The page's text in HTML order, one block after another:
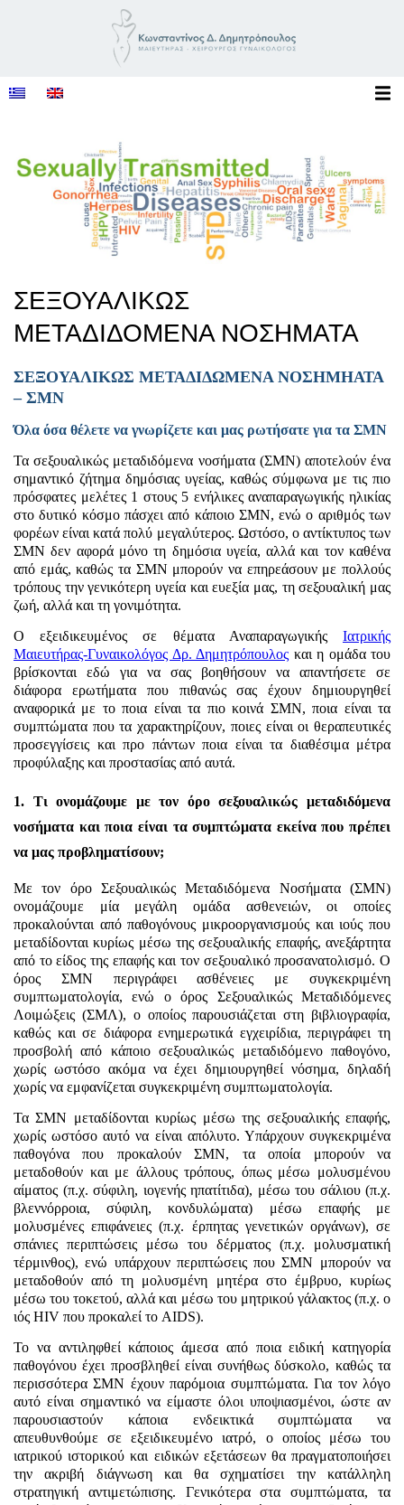
ΣΕΞΟΥΑΛΙΚΩΣ
ΜΕΤΑΔΙΔΟΜΕΝΑ ΝΟΣΗΜΑΤΑ
ΣΕΞΟΥΑΛΙΚΩΣ ΜΕΤΑΔΙΔΩΜΕΝΑ ΝΟΣΗΜΗΑΤΑ
– ΣΜΝ
Όλα όσα θέλετε να γνωρίζετε και μας ρωτήσατε για τα ΣΜΝ
Τα σεξουαλικώς μεταδιδόμενα νοσήματα (ΣΜΝ) αποτελούν ένα
σημαντικό ζήτημα δημόσιας υγείας, καθώς σύμφωνα με τις πιο
πρόσφατες μελέτες 1 στους 5 ενήλικες αναπαραγωγικής ηλικίας
στο δυτικό κόσμο πάσχει από κάποιο ΣΜΝ, ενώ ο αριθμός των
φορέων είναι κατά πολύ μεγαλύτερος. Ωστόσο, ο αντίκτυπος των
ΣΜΝ δεν αφορά μόνο τη δημόσια υγεία, αλλά και τον καθένα
από εμάς, καθώς τα ΣΜΝ μπορούν να επηρεάσουν με πολλούς
τρόπους την γενικότερη υγεία και ευεξία μας, τη σεξουαλική μας
ζωή, αλλά και τη γονιμότητα.
Ο εξειδικευμένος σε θέματα Αναπαραγωγικής Ιατρικής
Μαιευτήρας-Γυναικολόγος Δρ. Δημητρόπουλος και η ομάδα του
βρίσκονται εδώ για να σας βοηθήσουν να απαντήσετε σε
διάφορα ερωτήματα που πιθανώς σας έχουν δημιουργηθεί
αναφορικά με το ποια είναι τα πιο κοινά ΣΜΝ, ποια είναι τα
συμπτώματα που τα χαρακτηρίζουν, ποιες είναι οι θεραπευτικές
προσεγγίσεις και προ πάντων ποια είναι τα διαθέσιμα μέτρα
προφύλαξης και προστασίας από αυτά.
1. Τι ονομάζουμε με τον όρο σεξουαλικώς μεταδιδόμενα
νοσήματα και ποια είναι τα συμπτώματα εκείνα που πρέπει
να μας προβληματίσουν;
Με τον όρο Σεξουαλικώς Μεταδιδόμενα Νοσήματα (ΣΜΝ)
ονομάζουμε μία μεγάλη ομάδα ασθενειών, οι οποίες
προκαλούνται από παθογόνους μικροοργανισμούς και ιούς που
μεταδίδονται κυρίως μέσω της σεξουαλικής επαφής, ανεξάρτητα
από το είδος της επαφής και τον σεξουαλικό προσανατολισμό. Ο
όρος ΣΜΝ περιγράφει ασθένειες με συγκεκριμένη
συμπτωματολογία, ενώ ο όρος Σεξουαλικώς Μεταδιδόμενες
Λοιμώξεις (ΣΜΛ), ο οποίος παρουσιάζεται στη βιβλιογραφία,
καθώς και σε διάφορα ενημερωτικά εγχειρίδια, περιγράφει τη
προσβολή από κάποιο σεξουαλικώς μεταδιδόμενο παθογόνο,
χωρίς ωστόσο ακόμα να έχει δημιουργηθεί νόσημα, δηλαδή
χωρίς να εμφανίζεται συγκεκριμένη συμπτωματολογία.
Τα ΣΜΝ μεταδίδονται κυρίως μέσω της σεξουαλικής επαφής,
χωρίς ωστόσο αυτό να είναι απόλυτο. Υπάρχουν συγκεκριμένα
παθογόνα που προκαλούν ΣΜΝ, τα οποία μπορούν να
μεταδοθούν και με άλλους τρόπους, όπως μέσω μολυσμένου
αίματος (π.χ. σύφιλη, ιογενής ηπατίτιδα), μέσω του σάλιου (π.χ.
βλεννόρροια, σύφιλη, κονδυλώματα) μέσω επαφής με
μολυσμένες επιφάνειες (π.χ. έρπητας γενετικών οργάνων), σε
σπάνιες περιπτώσεις μέσω του δέρματος (π.χ. μολυσματική
τέρμινθος), ενώ υπάρχουν περιπτώσεις που ΣΜΝ μπορούν να
μεταδοθούν από τη μολυσμένη μητέρα στο έμβρυο, κυρίως
μέσω του τοκετού, αλλά και μέσω του μητρικού γάλακτος (π.χ. ο
ιός HIV που προκαλεί το AIDS).
Το να αντιληφθεί κάποιος άμεσα από ποια ειδική κατηγορία
παθογόνου έχει προσβληθεί είναι συνήθως δύσκολο, καθώς τα
περισσότερα ΣΜΝ έχουν παρόμοια συμπτώματα. Για τον λόγο
αυτό είναι σημαντικό να είμαστε όλοι υποψιασμένοι, ώστε αν
παρουσιαστούν κάποια ενδεικτικά συμπτώματα να
απευθυνθούμε σε εξειδικευμένο ιατρό, ο οποίος μέσω του
ιατρικού ιστορικού και ειδικών εξετάσεων θα πραγματοποιήσει
την ακριβή διάγνωση και θα σχηματίσει την κατάλληλη
στρατηγική αντιμετώπισης. Γενικότερα στα συμπτώματα, τα